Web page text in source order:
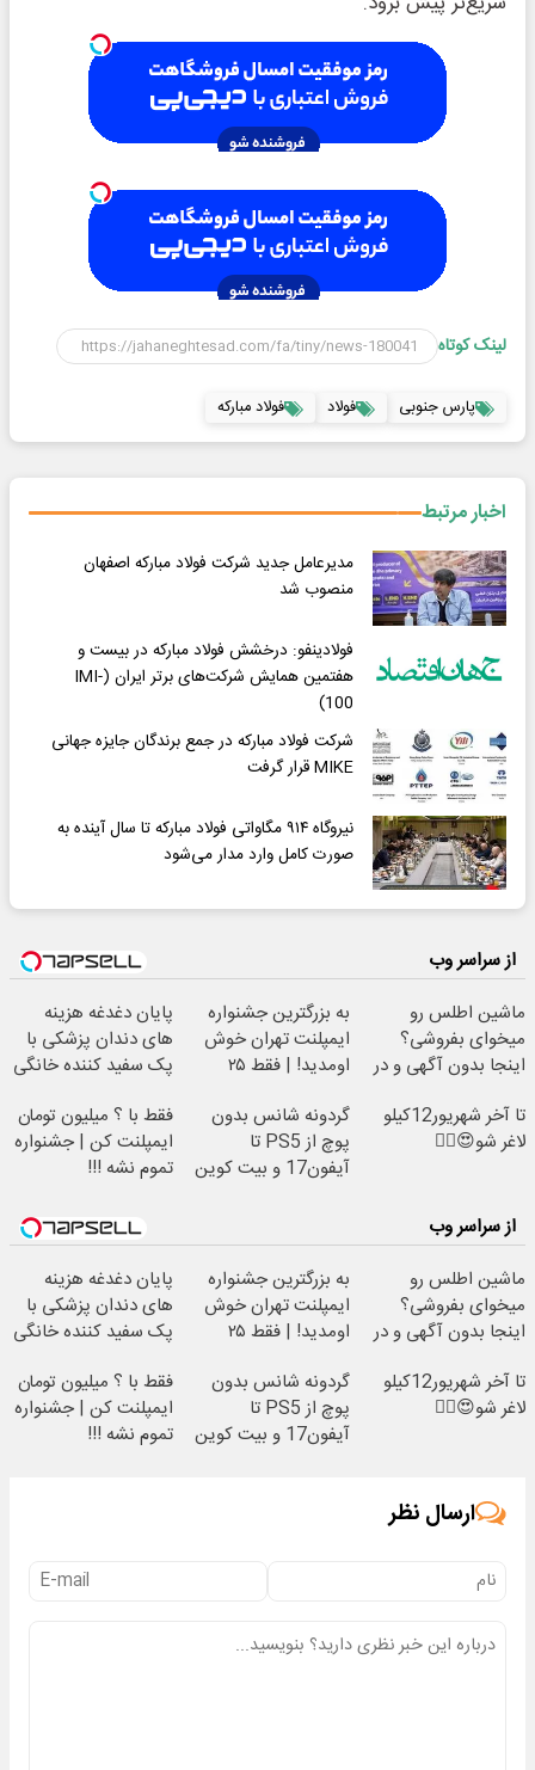
لینک کوتاه
پارس جنوبی فولاد فولاد مباركه
اخبار مرتبط
مدیرعامل جدید شرکت فولاد مبارکه اصفهان
منصوب شد
فولادینفو: درخشش فولاد مبارکه در بیست و
هفتمین همایش شرکت‌های برتر ایران (IMI-
100)
شرکت فولاد مبارکه در جمع برندگان جایزه جهانی
MIKE قرار گرفت
نیروگاه ۹۱۴ مگاواتی فولاد مبارکه تا سال آینده به
صورت کامل وارد مدار می‌شود
از سراسر وب
ماشین اطلس رو
میخوای بفروشی؟
اینجا بدون آگهی و در
به بزرگترین جشنواره
ایمپلنت تهران خوش
اومدید! | فقط ۲۵
پایان دغدغه هزینه
های دندان پزشکی با
پک سفید کننده خانگی
تا آخر شهریور12کیلو
لاغر شو😍👌🏻
گردونه شانس بدون
پوچ از PS5 تا
آیفون17 و بیت کوین
فقط با ؟ میلیون تومان
ایمپلنت کن | جشنواره
تموم نشه !!!
از سراسر وب
ماشین اطلس رو
میخوای بفروشی؟
اینجا بدون آگهی و در
به بزرگترین جشنواره
ایمپلنت تهران خوش
اومدید! | فقط ۲۵
پایان دغدغه هزینه
های دندان پزشکی با
پک سفید کننده خانگی
تا آخر شهریور12کیلو
لاغر شو😍👌🏻
گردونه شانس بدون
پوچ از PS5 تا
آیفون17 و بیت کوین
فقط با ؟ میلیون تومان
ایمپلنت کن | جشنواره
تموم نشه !!!
ارسال نظر